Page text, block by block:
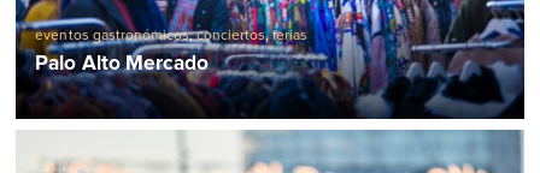
eventos gastronómicos,conciertos,ferias
Palo Alto Mercado